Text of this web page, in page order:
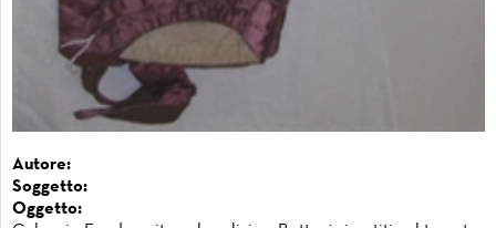
Autore:
Soggetto:
Oggetto: